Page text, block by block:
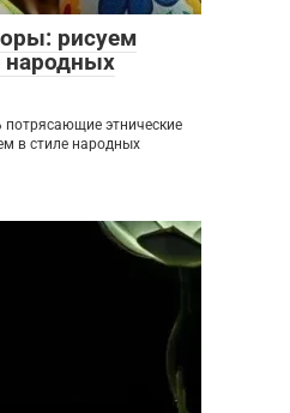
рисуем
народных
потрясающие этнические
в стиле народных